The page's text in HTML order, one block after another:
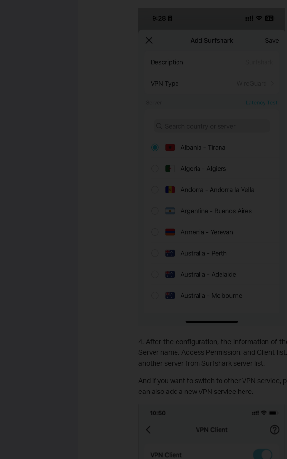
4. After the configuration, the information of
Server name, Access Permission, and Client
another server from Surfshark server list.
And if you want to switch to other VPN service,
can also add a new VPN service here.